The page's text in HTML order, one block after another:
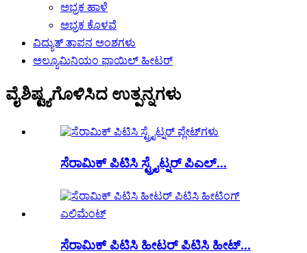
ಅಭ್ರಕ ಹಾಳೆ
ಅಭ್ರಕ ಕೊಳವೆ
ವಿದ್ಯುತ್ ತಾಪನ ಅಂಶಗಳು
ಅಲ್ಯೂಮಿನಿಯಂ ಫಾಯಿಲ್ ಹೀಟರ್
ವೈಶಿಷ್ಟ್ಯಗೊಳಿಸಿದ ಉತ್ಪನ್ನಗಳು
ಸೆರಾಮಿಕ್ ಪಿಟಿಸಿ ಸ್ಟ್ರೈಟ್ನರ್ ಪಿಎಲ್...
ಸೆರಾಮಿಕ್ ಪಿಟಿಸಿ ಹೀಟರ್ ಪಿಟಿಸಿ ಹೀಟ್...